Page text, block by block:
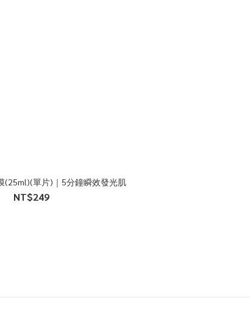
(25ml)(單片)｜5分鐘瞬效發光肌
NT$249